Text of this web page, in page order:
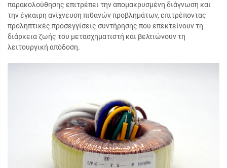
παρακολούθησης επιτρέπει την απομακρυσμένη διάγνωση και
την έγκαιρη ανίχνευση πιθανών προβλημάτων, επιτρέποντας
προληπτικές προσεγγίσεις συντήρησης που επεκτείνουν τη
διάρκεια ζωής του μετασχηματιστή και βελτιώνουν τη
λειτουργική απόδοση.